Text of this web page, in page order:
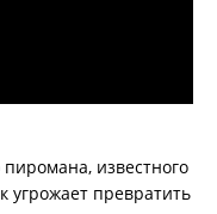
известного
угрожает превратить